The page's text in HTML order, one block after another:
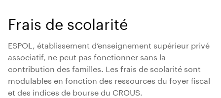
Frais de scolarité
ESPOL, établissement d’enseignement supérieur privé
associatif, ne peut pas fonctionner sans la
contribution des familles. Les frais de scolarité sont
modulables en fonction des ressources du foyer fiscal
et des indices de bourse du CROUS.